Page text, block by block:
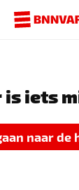
is iets
naar de